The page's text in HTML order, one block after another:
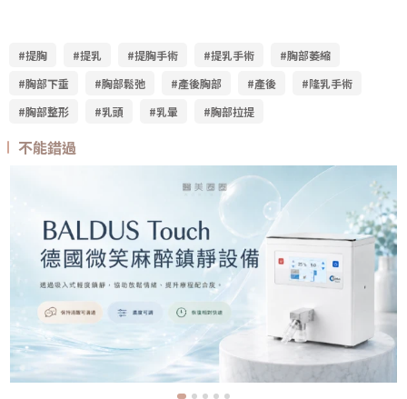
#提胸 #提乳 #提胸手術 #提乳手術
#胸部萎縮
#胸部下垂
#胸部鬆弛 #產後胸部 #產後
#隆乳手術
#胸部整形
#乳頭 #乳暈 #胸部拉提
不能錯過